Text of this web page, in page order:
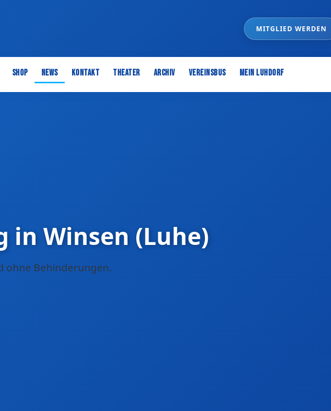
MITGLIED WERDEN
Shop News Kontakt Theater Archiv Vereinsbus Mein Luhdorf
Winsen (Luhe)
ohne Behinderungen.